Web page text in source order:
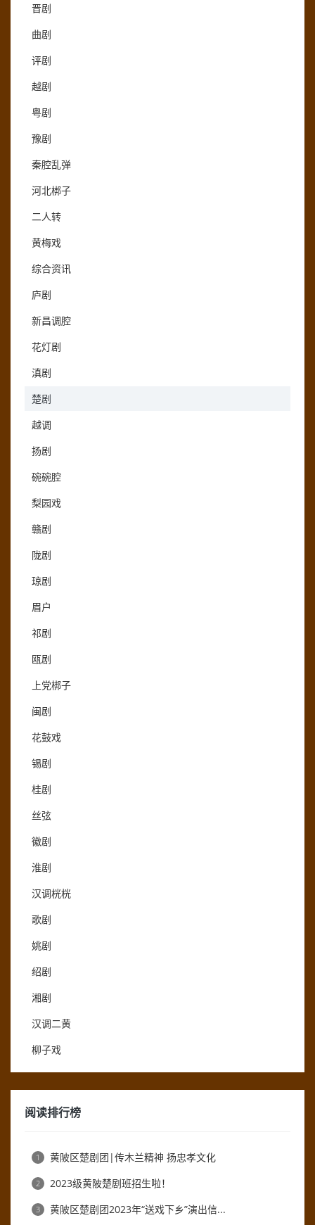
晋剧
曲剧
评剧
越剧
粤剧
豫剧
秦腔乱弹
河北梆子
二人转
黄梅戏
综合资讯
庐剧
新昌调腔
花灯剧
滇剧
楚剧
越调
扬剧
碗碗腔
梨园戏
赣剧
陇剧
琼剧
眉户
祁剧
瓯剧
上党梆子
闽剧
花鼓戏
锡剧
桂剧
丝弦
徽剧
淮剧
汉调桄桄
歌剧
姚剧
绍剧
湘剧
汉调二黄
柳子戏
阅读排行榜
1 黄陂区楚剧团|传木兰精神 扬忠孝文化
2 2023级黄陂楚剧班招生啦！
3 黄陂区楚剧团2023年“送戏下乡”演出信...